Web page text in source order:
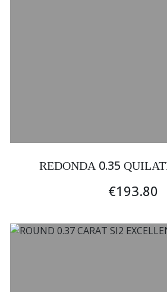
REDONDA 0.35
EXCELENTE
€193.80